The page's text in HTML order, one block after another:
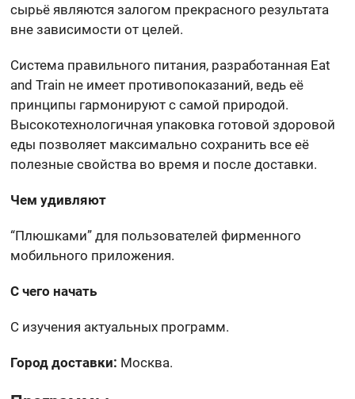
сырьё являются залогом прекрасного результата
вне зависимости от целей.
Система правильного питания, разработанная Eat
and Train не имеет противопоказаний, ведь её
принципы гармонируют с самой природой.
Высокотехнологичная упаковка готовой здоровой
еды позволяет максимально сохранить все её
полезные свойства во время и после доставки.
Чем удивляют
“Плюшками” для пользователей фирменного
мобильного приложения.
С чего начать
С изучения актуальных программ.
Город доставки: Москва.